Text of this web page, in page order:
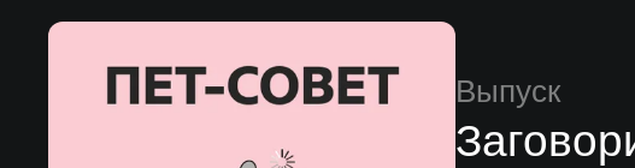
Выпуск